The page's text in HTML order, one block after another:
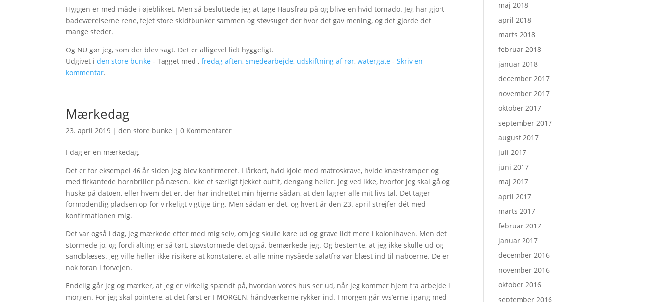
Hyggen er med måde i øjeblikket. Men så besluttede jeg at tage Hausfrau på og blive en hvid tornado. Jeg har gjort
badeværelserne rene, fejet store skidtbunker sammen og støvsuget der hvor det gav mening, og det gjorde det
mange steder.
Og NU gør jeg, som der blev sagt. Det er alligevel lidt hyggeligt.
Udgivet iden store bunke - Tagget med ,fredag aften,smedearbejde, udskiftning af rør,watergate -Skriv en
kommentar.
Mærkedag
23. april 2019 |den store bunke |0 Kommentarer
I dag er en mærkedag.
Det er for eksempel 46 år siden jeg blev konfirmeret. I lårkort, hvid kjole med matroskrave, hvide knæstrømper og
med firkantede hornbriller på næsen. Ikke et særligt tjekket outfit, dengang heller. Jeg ved ikke, hvorfor jeg skal gå og
huske på datoen, eller hvem det er, der har indrettet min hjerne sådan, at den lagrer alle mit livs tal. Det tager
formodentlig pladsen op for virkeligt vigtige ting. Men sådan er det, og hvert år den 23. april strejfer dét med
konfirmationen mig.
Det var også i dag, jeg mærkede efter med mig selv, om jeg skulle køre ud og grave lidt mere i kolonihaven. Men det
stormede jo, og fordi alting er så tørt, støvstormede det også, bemærkede jeg. Og bestemte, at jeg ikke skulle ud og
sandblæses. Jeg ville heller ikke risikere at konstatere, at alle mine nysåede salatfrø var blæst ind til naboerne. De er
nok foran i forvejen.
Endelig går jeg og mærker, at jeg er virkelig spændt på, hvordan vores hus ser ud, når jeg kommer hjem fra arbejde i
morgen. For jeg skal pointere, at det først er I MORGEN, håndværkerne rykker ind. I morgen går vvs’erne i gang med
maj 2018
april 2018
marts 2018
februar 2018
januar 2018
december 2017
november 2017
oktober 2017
september 2017
august 2017
juli 2017
juni 2017
maj 2017
april 2017
marts 2017
februar 2017
januar 2017
december 2016
november 2016
oktober 2016
september 2016